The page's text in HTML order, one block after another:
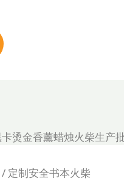
/ 定制安全书本火柴